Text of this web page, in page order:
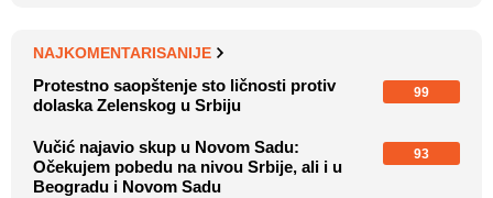
NAJKOMENTARISANIJE
Protestno saopštenje sto ličnosti protiv
dolaska Zelenskog u Srbiju
99
Vučić najavio skup u Novom Sadu:
Očekujem pobedu na nivou Srbije, ali i u
Beogradu i Novom Sadu
93